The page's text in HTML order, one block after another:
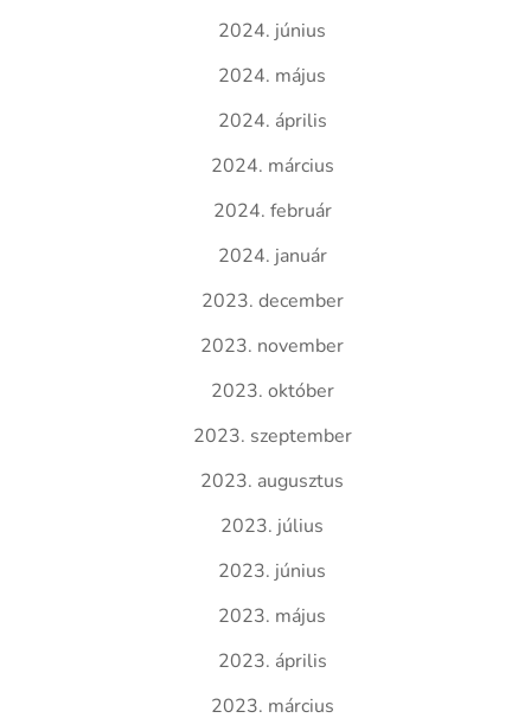
2024. június
2024. május
2024. április
2024. március
2024. február
2024. január
2023. december
2023. november
2023. október
2023. szeptember
2023. augusztus
2023. július
2023. június
2023. május
2023. április
2023. március